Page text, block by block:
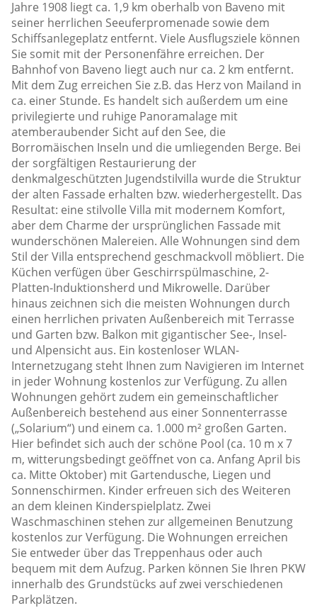
Jahre 1908 liegt ca. 1,9 km oberhalb von Baveno mit
seiner herrlichen Seeuferpromenade sowie dem
Schiffsanlegeplatz entfernt. Viele Ausflugsziele können
Sie somit mit der Personenfähre erreichen. Der
Bahnhof von Baveno liegt auch nur ca. 2 km entfernt.
Mit dem Zug erreichen Sie z.B. das Herz von Mailand in
ca. einer Stunde. Es handelt sich außerdem um eine
privilegierte und ruhige Panoramalage mit
atemberaubender Sicht auf den See, die
Borromäischen Inseln und die umliegenden Berge. Bei
der sorgfältigen Restaurierung der
denkmalgeschützten Jugendstilvilla wurde die Struktur
der alten Fassade erhalten bzw. wiederhergestellt. Das
Resultat: eine stilvolle Villa mit modernem Komfort,
aber dem Charme der ursprünglichen Fassade mit
wunderschönen Malereien. Alle Wohnungen sind dem
Stil der Villa entsprechend geschmackvoll möbliert. Die
Küchen verfügen über Geschirrspülmaschine, 2-
Platten-Induktionsherd und Mikrowelle. Darüber
hinaus zeichnen sich die meisten Wohnungen durch
einen herrlichen privaten Außenbereich mit Terrasse
und Garten bzw. Balkon mit gigantischer See-, Insel-
und Alpensicht aus. Ein kostenloser WLAN-
Internetzugang steht Ihnen zum Navigieren im Internet
in jeder Wohnung kostenlos zur Verfügung. Zu allen
Wohnungen gehört zudem ein gemeinschaftlicher
Außenbereich bestehend aus einer Sonnenterrasse
(„Solarium“) und einem ca. 1.000 m² großen Garten.
Hier befindet sich auch der schöne Pool (ca. 10 m x 7
m, witterungsbedingt geöffnet von ca. Anfang April bis
ca. Mitte Oktober) mit Gartendusche, Liegen und
Sonnenschirmen. Kinder erfreuen sich des Weiteren
an dem kleinen Kinderspielplatz. Zwei
Waschmaschinen stehen zur allgemeinen Benutzung
kostenlos zur Verfügung. Die Wohnungen erreichen
Sie entweder über das Treppenhaus oder auch
bequem mit dem Aufzug. Parken können Sie Ihren PKW
innerhalb des Grundstücks auf zwei verschiedenen
Parkplätzen.